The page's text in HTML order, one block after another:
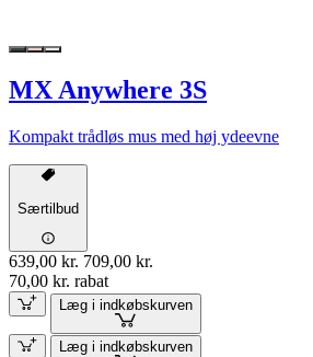
MX Anywhere 3S
Kompakt trådløs mus med høj ydeevne
Særtilbud
639,00 kr. 709,00 kr.
70,00 kr. rabat
Læg i indkøbskurven
Læg i indkøbskurven